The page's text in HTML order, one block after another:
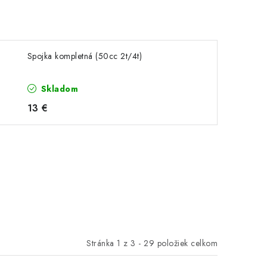
Spojka kompletná (50cc 2t/4t)
Skladom
13 €
Stránka 1 z 3 - 29 položiek celkom